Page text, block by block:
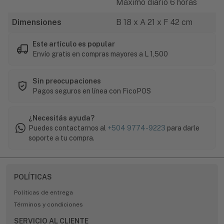
Máximo diario 6 horas
Dimensiones B 18 x A 21 x F 42 cm
Este artículo es popular
Envío gratis en compras mayores a L 1,500
Sin preocupaciones
Pagos seguros en línea con FicoPOS
¿Necesitás ayuda?
Puedes contactarnos al +504 9774-9223 para darle
soporte a tu compra.
POLÍTICAS
Políticas de entrega
Términos y condiciones
SERVICIO AL CLIENTE